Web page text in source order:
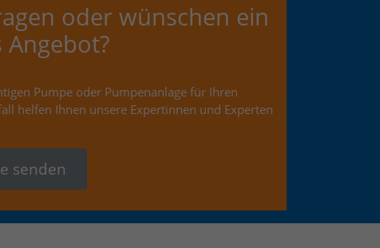
oder wünschen ein
Pumpe oder Pumpenanlage für Ihren
helfen Ihnen unsere Expertinnen und Experten
senden